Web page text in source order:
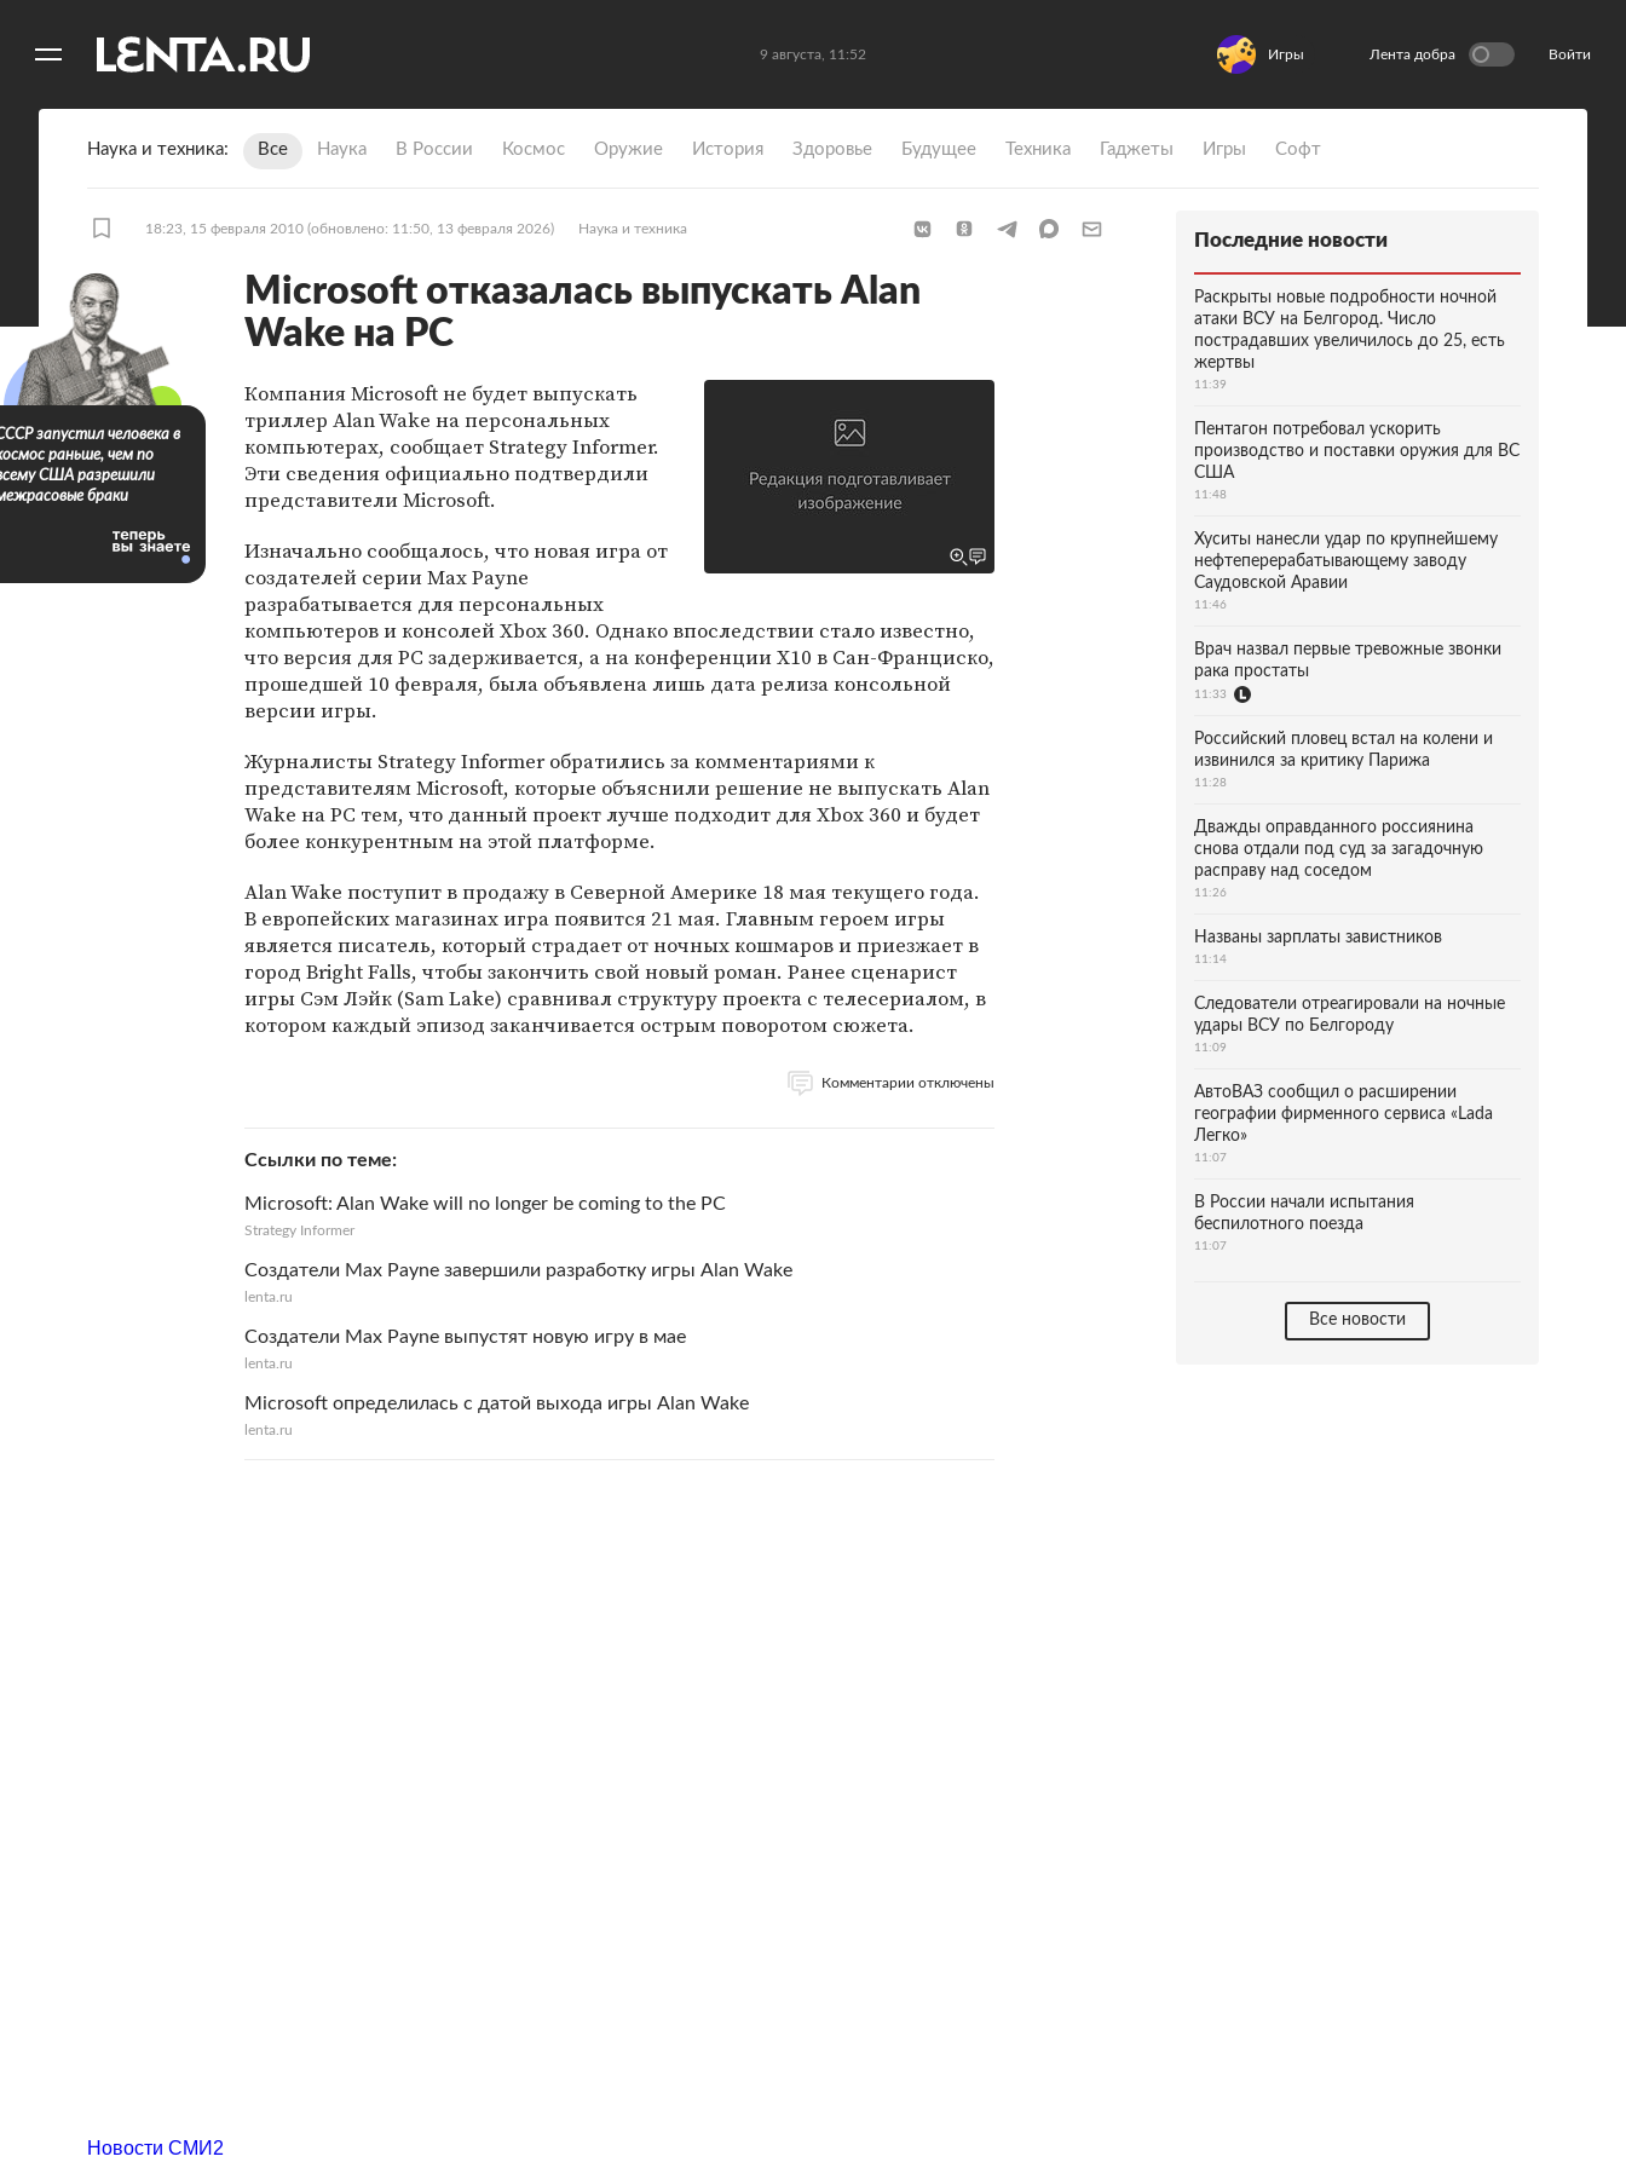
9 августа, 11:52 Игры Лента добра Войти
Наука и техника Все Наука В России Космос Оружие История Здоровье Будущее Техника Гаджеты Игры Софт
18:23, 15 февраля 2010 (обновлено: 11:50, 13 февраля 2026) Наука и техника
Microsoft отказалась выпускать Alan
Wake на PC
Компания Microsoft не будет выпускать
триллер Alan Wake на персональных
компьютерах, сообщает Strategy Informer.
Эти сведения официально подтвердили
представители Microsoft.
Изначально сообщалось, что новая игра от
создателей серии Max Payne
разрабатывается для персональных
компьютеров и консолей Xbox 360. Однако впоследствии стало известно,
что версия для PC задерживается, а на конференции X10 в Сан-Франциско,
прошедшей 10 февраля, была объявлена лишь дата релиза консольной
версии игры.
Журналисты Strategy Informer обратились за комментариями к
представителям Microsoft, которые объяснили решение не выпускать Alan
Wake на PC тем, что данный проект лучше подходит для Xbox 360 и будет
более конкурентным на этой платформе.
Alan Wake поступит в продажу в Северной Америке 18 мая текущего года.
В европейских магазинах игра появится 21 мая. Главным героем игры
является писатель, который страдает от ночных кошмаров и приезжает в
город Bright Falls, чтобы закончить свой новый роман. Ранее сценарист
игры Сэм Лэйк (Sam Lake) сравнивал структуру проекта с телесериалом, в
котором каждый эпизод заканчивается острым поворотом сюжета.
Комментарии отключены
Ссылки по теме
Microsoft: Alan Wake will no longer be coming to the PC
Strategy Informer
Создатели Max Payne завершили разработку игры Alan Wake
lenta.ru
Создатели Max Payne выпустят новую игру в мае
lenta.ru
Microsoft определилась с датой выхода игры Alan Wake
lenta.ru
запустил человека в
раньше, чем по
США разрешили
браки
Последние новости
Раскрыты новые подробности ночной
атаки ВСУ на Белгород. Число
пострадавших увеличилось до 25, есть
жертвы
11:39
Пентагон потребовал ускорить
производство и поставки оружия для ВС
США
11:48
Хуситы нанесли удар по крупнейшему
нефтеперерабатывающему заводу
Саудовской Аравии
11:46
Врач назвал первые тревожные звонки
рака простаты
11:33
Российский пловец встал на колени и
извинился за критику Парижа
11:28
Дважды оправданного россиянина
снова отдали под суд за загадочную
расправу над соседом
11:26
Названы зарплаты завистников
11:14
Следователи отреагировали на ночные
удары ВСУ по Белгороду
11:09
АвтоВАЗ сообщил о расширении
географии фирменного сервиса «Lada
Легко»
11:07
В России начали испытания
беспилотного поезда
11:07
Все новости
Новости СМИ2